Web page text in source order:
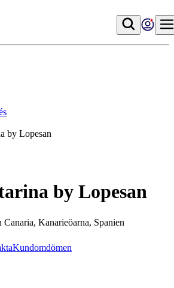
by Lopesan
by Lopesan
Kanarieöarna, Spanien
Kundomdömen